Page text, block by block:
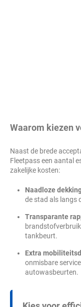
Waarom kiezen
Naast de brede
Fleetpass een aantal
zakelijke kosten:
Naadloze
de stad als langs
Transparante
tankbeurt.
Extra
onmisbare
autowasbeurten.